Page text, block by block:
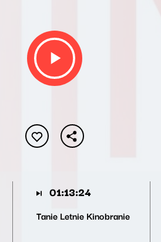
01:13:24
Tanie Letnie Kinobranie